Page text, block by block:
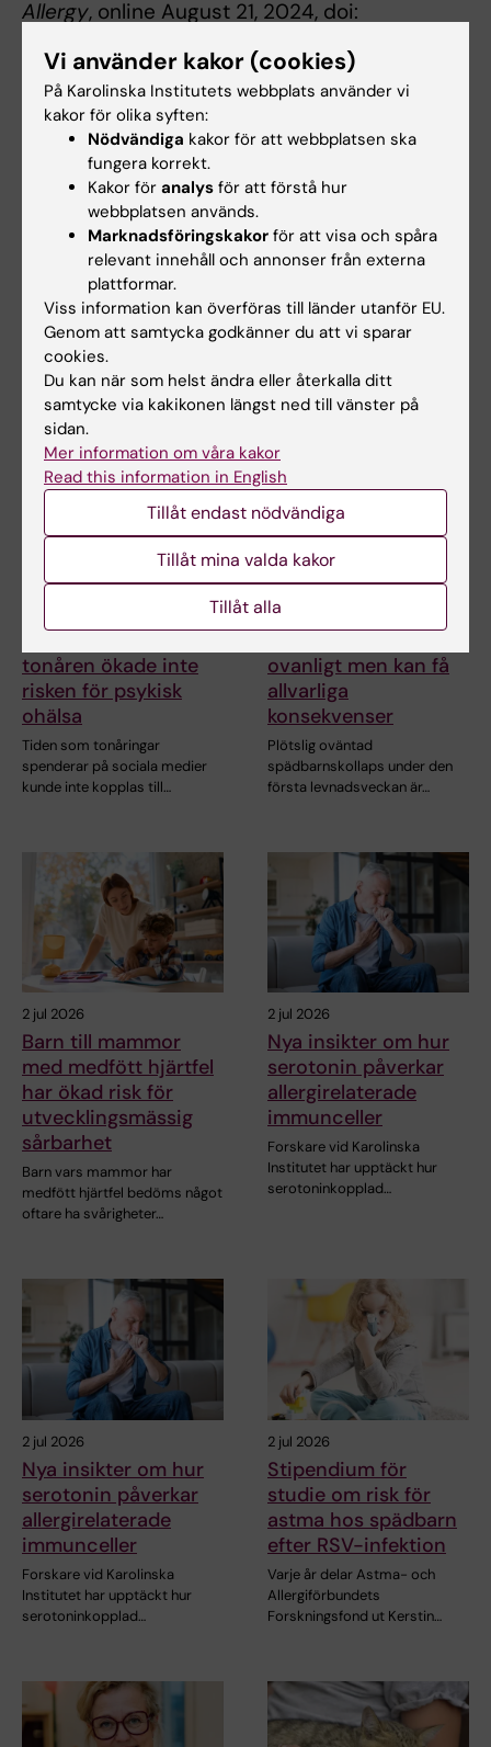
Allergy, online August 21, 2024, doi:
Allergi Pediatrik
Uppdaterad av:
Cecilia Bodén
2024-08-29
Dela
Relaterade artiklar
tonåren ökade inte
risken för psykisk
ohälsa
Tiden som tonåringar
spenderar på sociala medier
kunde inte kopplas till…
14 jul 2026
ovanligt men kan få
allvarliga
konsekvenser
Plötslig oväntad
spädbarnskollaps under den
första levnadsveckan är…
2 jul 2026
Barn till mammor
med medfött hjärtfel
har ökad risk för
utvecklingsmässig
sårbarhet
Barn vars mammor har
medfött hjärtfel bedöms något
oftare ha svårigheter…
2 jul 2026
Nya insikter om hur
serotonin påverkar
allergirelaterade
immunceller
Forskare vid Karolinska
Institutet har upptäckt hur
serotoninkopplad…
2 jul 2026
Nya insikter om hur
serotonin påverkar
allergirelaterade
immunceller
Forskare vid Karolinska
Institutet har upptäckt hur
serotoninkopplad…
2 jul 2026
Stipendium för
studie om risk för
astma hos spädbarn
efter RSV-infektion
Varje år delar Astma- och
Allergiförbundets
Forskningsfond ut Kerstin…
Vi använder kakor (cookies)
På Karolinska Institutets webbplats använder vi
kakor för olika syften:
Nödvändiga kakor för att webbplatsen ska
fungera korrekt.
Kakor för analys för att förstå hur
webbplatsen används.
Marknadsföringskakor för att visa och spåra
relevant innehåll och annonser från externa
plattformar.
Viss information kan överföras till länder utanför EU.
Genom att samtycka godkänner du att vi sparar
cookies.
Du kan när som helst ändra eller återkalla ditt
samtycke via kakikonen längst ned till vänster på
sidan.
Mer information om våra kakor
Read this information in English
Tillåt endast nödvändiga
Tillåt mina valda kakor
Tillåt alla